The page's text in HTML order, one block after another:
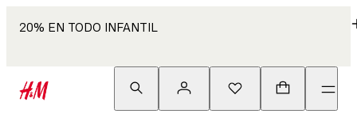
20% EN TODO INFANTIL